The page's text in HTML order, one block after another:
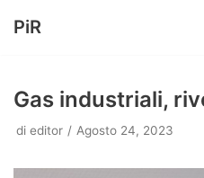
contenuto
PiR
Gas industriali,
di editor Agosto 24, 2023